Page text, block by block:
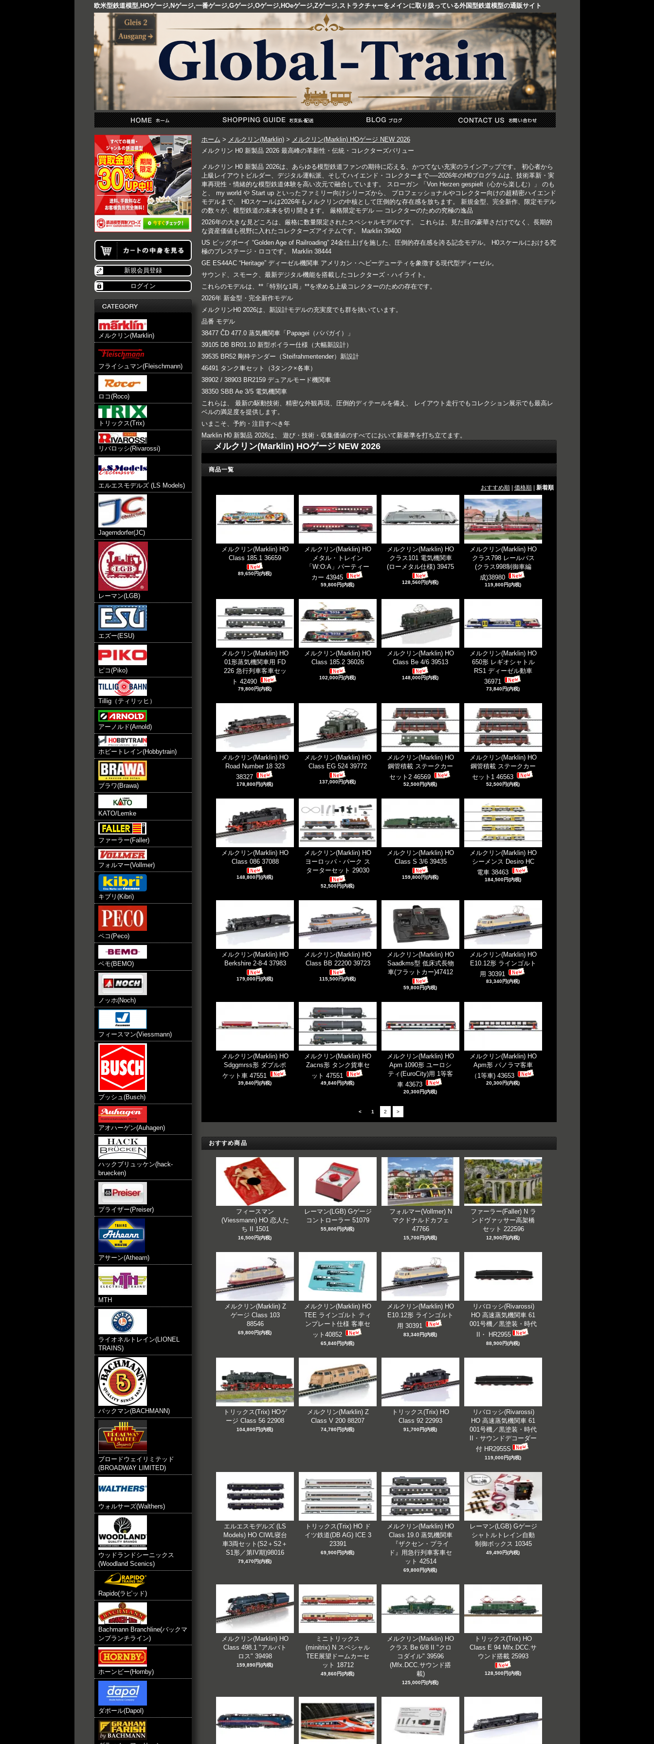
欧米型鉄道模型,HOゲージ,Nゲージ,一番ゲージ,Gゲージ,Oゲージ,HOeゲージ,Zゲージ,ストラクチャーをメインに取り扱っている外国型鉄道模型の通販サイト
新規会員登録
ログイン
メルクリン(Marklin)
フライシュマン(Fleischmann)
ロコ(Roco)
トリックス(Trix)
リバロッシ(Rivarossi)
エルエスモデルズ (LS Models)
Jagerndorfer(JC)
レーマン(LGB)
エズー(ESU)
ピコ(Piko)
Tillig（ティリッヒ）
アーノルド(Arnold)
ホビートレイン(Hobbytrain)
ブラワ(Brawa)
KATO/Lemke
ファーラー(Faller)
フォルマー(Vollmer)
キブリ(Kibri)
ペコ(Peco)
ベモ(BEMO)
ノッホ(Noch)
フィースマン(Viessmann)
ブッシュ(Busch)
アオハーゲン(Auhagen)
ハックブリュッケン(hack-
bruecken)
プライザー(Preiser)
アサーン(Athearn)
MTH
ライオネルトレイン(LIONEL
TRAINS)
バックマン(BACHMANN)
ブロードウェイリミテッド
(BROADWAY LIMITED)
ウォルサーズ(Walthers)
ウッドランドシーニックス
(Woodland Scenics)
Rapido(ラピッド)
Bachmann Branchline(バックマ
ンブランチライン)
ホーンビー(Hornby)
ダポール(Dapol)
ホーム > メルクリン(Marklin)> メルクリン(Marklin) HOゲージ NEW 2026
メルクリン H0 新製品 2026 最高峰の革新性・伝統・コレクターズバリュー
メルクリン H0 新製品 2026は、あらゆる模型鉄道ファンの期待に応える、かつてない充実のラインアップです。 初心者から
上級レイアウトビルダー、デジタル運転派、そしてハイエンド・コレクターまで──2026年のH0プログラムは、技術革新・実
車再現性・情緒的な模型鉄道体験を高い次元で融合しています。 スローガン 「Von Herzen gespielt（心から楽しむ）」 のも
と、 my world や Start up といったファミリー向けシリーズから、 プロフェッショナルやコレクター向けの超精密ハイエンド
モデルまで、 H0スケールは2026年もメルクリンの中核として圧倒的な存在感を放ちます。 新規金型、完全新作、限定モデル
の数々が、模型鉄道の未来を切り開きます。 厳格限定モデル ― コレクターのための究極の逸品
2026年の大きな見どころは、厳格に数量限定されたスペシャルモデルです。 これらは、見た目の豪華さだけでなく、長期的
な資産価値も視野に入れたコレクターズアイテムです。 Marklin 39400
US ビッグボーイ “Golden Age of Railroading” 24金仕上げを施した、圧倒的存在感を誇る記念モデル。 H0スケールにおける究
極のプレステージ・ロコです。 Marklin 38444
GE ES44AC “Heritage” ディーゼル機関車 アメリカン・ヘビーデューティを象徴する現代型ディーゼル。
サウンド、スモーク、最新デジタル機能を搭載したコレクターズ・ハイライト。
これらのモデルは、**「特別な1両」**を求める上級コレクターのための存在です。
2026年 新金型・完全新作モデル
メルクリンH0 2026は、新設計モデルの充実度でも群を抜いています。
品番 モデル
38477 ČD 477.0 蒸気機関車「Papagei（パパガイ）」
39105 DB BR01.10 新型ボイラー仕様（大幅新設計）
39535 BR52 剛枠テンダー（Steifrahmentender）新設計
46491 タンク車セット（3タンク×各車）
38902 / 38903 BR2159 デュアルモード機関車
38350 SBB Ae 3/5 電気機関車
これらは、 最新の駆動技術、精密な外観再現、圧倒的ディテールを備え、 レイアウト走行でもコレクション展示でも最高レ
ベルの満足度を提供します。
いまこそ、予約・注目すべき年
Marklin H0 新製品 2026は、 遊び・技術・収集価値のすべてにおいて新基準を打ち立てます。
メルクリン(Marklin) HOゲージ NEW 2026
商品一覧
おすすめ順| 価格順| 新着順
メルクリン(Marklin) HO
Class 185.1 36659
89,650円(内税)
メルクリン(Marklin) HO
メタル・トレイン
「W:O:A」パーティー
カー 43945
59,800円(内税)
メルクリン(Marklin) HO
クラス101 電気機関車
(ローメタル仕様) 39475
128,560円(内税)
メルクリン(Marklin) HO
クラス798 レールバス
(クラス998制御車編
成)38980
119,800円(内税)
メルクリン(Marklin) HO
01形蒸気機関車用 FD
226 急行列車客車セッ
ト 42490
79,800円(内税)
メルクリン(Marklin) HO
Class 185.2 36026
102,000円(内税)
メルクリン(Marklin) HO
Class Be 4/6 39513
148,000円(内税)
メルクリン(Marklin) HO
650形 レギオシャトル
RS1 ディーゼル動車
36971
73,840円(内税)
メルクリン(Marklin) HO
Road Number 18 323
38327
178,800円(内税)
メルクリン(Marklin) HO
Class EG 524 39772
137,000円(内税)
メルクリン(Marklin) HO
鋼管積載 ステークカー
セット2 46569
52,500円(内税)
メルクリン(Marklin) HO
鋼管積載 ステークカー
セット1 46563
52,500円(内税)
メルクリン(Marklin) HO
Class 086 37088
148,800円(内税)
メルクリン(Marklin) HO
ヨーロッパ・パーク ス
ターターセット 29030
52,500円(内税)
メルクリン(Marklin) HO
Class S 3/6 39435
159,800円(内税)
メルクリン(Marklin) HO
シーメンス Desiro HC
電車 38463
184,500円(内税)
メルクリン(Marklin) HO
Berkshire 2-8-4 37983
179,000円(内税)
メルクリン(Marklin) HO
Class BB 22200 39723
115,500円(内税)
メルクリン(Marklin) HO
Saadkms型 低床式長物
車(フラットカー)47412
59,800円(内税)
メルクリン(Marklin) HO
E10.12形 ラインゴルト
用 30391
83,340円(内税)
メルクリン(Marklin) HO
Sdggmrss形 ダブルポ
ケット車 47551
39,840円(内税)
メルクリン(Marklin) HO
Zacns形 タンク貨車セ
ット 47551
49,840円(内税)
メルクリン(Marklin) HO
Apm 1090形 ユーロシ
ティ(EuroCity)用 1等客
車 43673
20,300円(内税)
メルクリン(Marklin) HO
Apm形 パノラマ客車
（1等車) 43653
20,300円(内税)
< 1 2 >
おすすめ商品
フィースマン
(Viessmann) HO 恋人た
ち II 1501
16,500円(内税)
レーマン(LGB) Gゲージ
コントローラー 51079
55,800円(内税)
フォルマー(Vollmer) N
マクドナルドカフェ
47766
15,700円(内税)
ファーラー(Faller) N ラ
ンドヴァッサー高架橋
セット 222596
12,900円(内税)
メルクリン(Marklin) Z
ゲージ Class 103
88546
69,800円(内税)
メルクリン(Marklin) HO
TEE ラインゴルト ティ
ンプレート仕様 客車セ
ット40852
65,840円(内税)
メルクリン(Marklin) HO
E10.12形 ラインゴルト
用 30391
83,340円(内税)
リバロッシ(Rivarossi)
HO 高速蒸気機関車 61
001号機／黒塗装・時代
II・ HR2955
88,900円(内税)
トリックス(Trix) HOゲ
ージ Class 56 22908
104,800円(内税)
メルクリン(Marklin) Z
Class V 200 88207
74,780円(内税)
トリックス(Trix) HO
Class 92 22993
91,700円(内税)
リバロッシ(Rivarossi)
HO 高速蒸気機関車 61
001号機／黒塗装・時代
II・サウンドデコーダー
付 HR2955S
119,000円(内税)
エルエスモデルズ (LS
Models) HO CIWL寝台
車3両セット(S2＋S2＋
S1形／第IV期)98016
79,470円(内税)
トリックス(Trix) HO ド
イツ鉄道(DB AG) ICE 3
23391
69,900円(内税)
メルクリン(Marklin) HO
Class 19.0 蒸気機関車
『ザクセン・プライ
ド』用急行列車客車セ
ット 42514
69,800円(内税)
レーマン(LGB) Gゲージ
シャトルトレイン自動
制御ボックス 10345
49,490円(内税)
メルクリン(Marklin) HO
Class 498.1 "アルバト
ロス" 39498
159,890円(内税)
ミニトリックス
(minitrix) N スペシャル
TEE展望ドームカーセ
ット 18712
49,860円(内税)
メルクリン(Marklin) HO
クラス Be 6/8 II "クロ
コダイル" 39596
(Mfx.DCC.サウンド搭
載)
125,000円(内税)
トリックス(Trix) HO
Class E 94 Mfx.DCC.サ
ウンド搭載 25993
128,500円(内税)